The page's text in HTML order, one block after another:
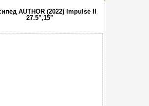
AUTHOR (2022) Impulse II
27.5",15"